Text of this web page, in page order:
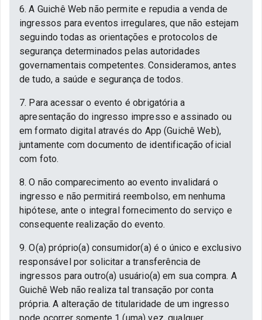
6. A Guichê Web não permite e repudia a venda de
ingressos para eventos irregulares, que não estejam
seguindo todas as orientações e protocolos de
segurança determinados pelas autoridades
governamentais competentes. Consideramos, antes
de tudo, a saúde e segurança de todos.
7. Para acessar o evento é obrigatória a
apresentação do ingresso impresso e assinado ou
em formato digital através do App (Guichê Web),
juntamente com documento de identificação oficial
com foto.
8. O não comparecimento ao evento invalidará o
ingresso e não permitirá reembolso, em nenhuma
hipótese, ante o integral fornecimento do serviço e
consequente realização do evento.
9. O(a) próprio(a) consumidor(a) é o único e exclusivo
responsável por solicitar a transferência de
ingressos para outro(a) usuário(a) em sua compra. A
Guichê Web não realiza tal transação por conta
própria. A alteração de titularidade de um ingresso